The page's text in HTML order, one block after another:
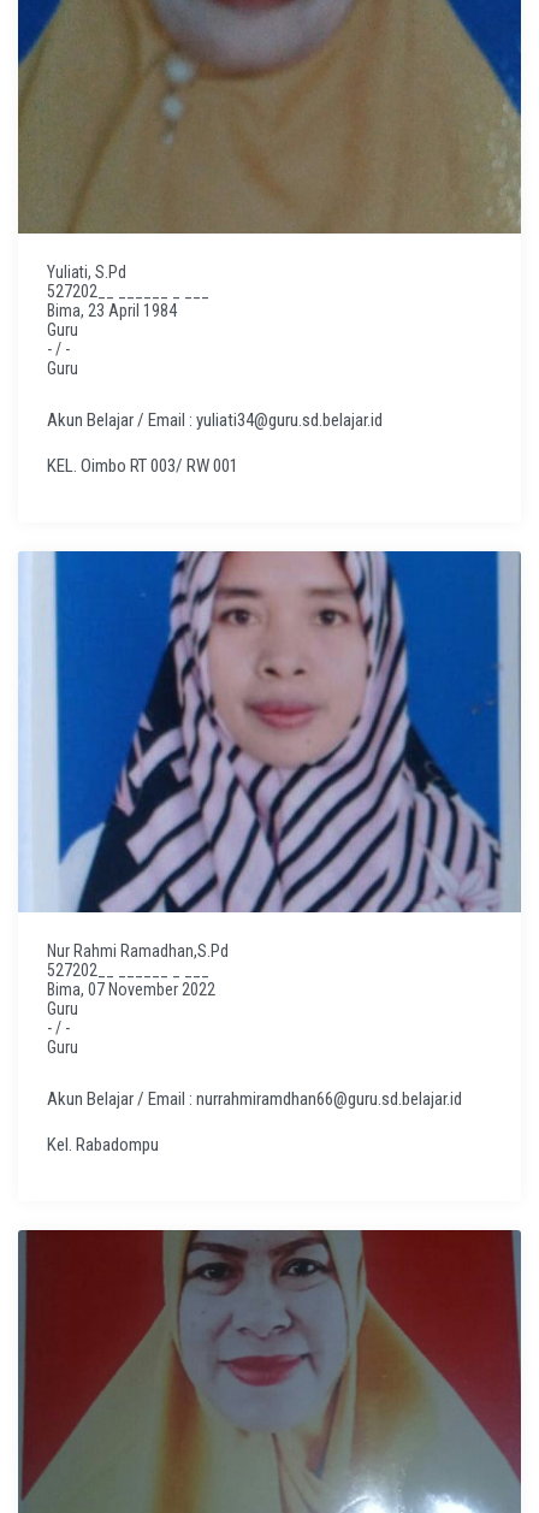
Yuliati, S.Pd
527202__ ______ _ ___
Bima, 23 April 1984
Guru
- / -
Guru
Akun Belajar / Email : yuliati34@guru.sd.belajar.id
KEL. Oimbo RT 003/ RW 001
Nur Rahmi Ramadhan,S.Pd
527202__ ______ _ ___
Bima, 07 November 2022
Guru
- / -
Guru
Akun Belajar / Email : nurrahmiramdhan66@guru.sd.belajar.id
Kel. Rabadompu